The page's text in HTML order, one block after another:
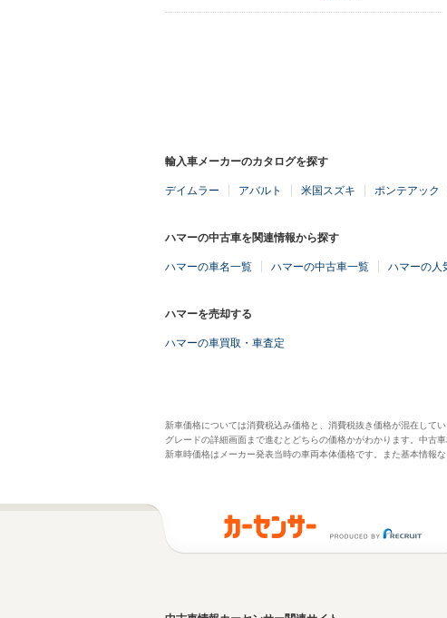
輸入車メーカーのカタログを探す
デイムラー アバルト 米国スズキ ポンテアック
ハマーの中古車を関連情報から探す
ハマーの車名一覧 ハマーの中古車一覧 ハマーの人
ハマーを売却する
ハマーの車買取・車査定
新車価格については消費税込み価格と、消費税抜き価格が混在してい
グレードの詳細画面まで進むとどちらの価格かがわかります。中古
新車時価格はメーカー発表当時の車両本体価格です。また基本情報